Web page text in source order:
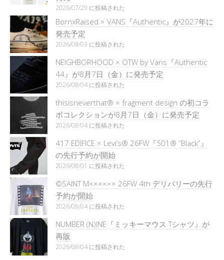
2026/07/29 に投稿された
BornxRaised × VANS『Authentic』が2027年に
発売予定
2026/08/03 に投稿された
NEIGHBORHOOD × OTW by Vans『Authentic
44』が8月7日（金）に発売予定
2026/08/04 に投稿された
thisisneverthat® × fragment design の初コラ
ボコレクションが8月7日（金）に発売予定
2026/08/04 に投稿された
417 EDIFICE × Levi’s® 26FW『501®︎ “Black”』
の先行予約が開始
2026/08/01 に投稿された
©SAINT M×××××× 26FW 4th デリバリーの先行
予約が開始
2026/08/04 に投稿された
NUMBER (N)INE『ミッキーマウス Tシャツ』が
再販
2026/08/04 に投稿された